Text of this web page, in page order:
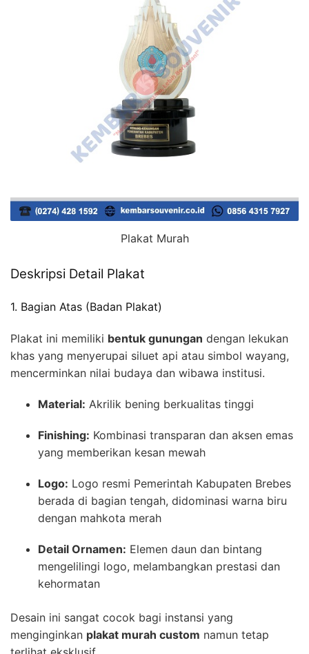
Plakat Murah
Deskripsi Detail Plakat
1. Bagian Atas (Badan Plakat)
Plakat ini memiliki bentuk gunungan dengan lekukan
khas yang menyerupai siluet api atau simbol wayang,
mencerminkan nilai budaya dan wibawa institusi.
Material: Akrilik bening berkualitas tinggi
Finishing: Kombinasi transparan dan aksen emas
yang memberikan kesan mewah
Logo: Logo resmi Pemerintah Kabupaten Brebes
berada di bagian tengah, didominasi warna biru
dengan mahkota merah
Detail Ornamen: Elemen daun dan bintang
mengelilingi logo, melambangkan prestasi dan
kehormatan
Desain ini sangat cocok bagi instansi yang
menginginkan plakat murah custom namun tetap